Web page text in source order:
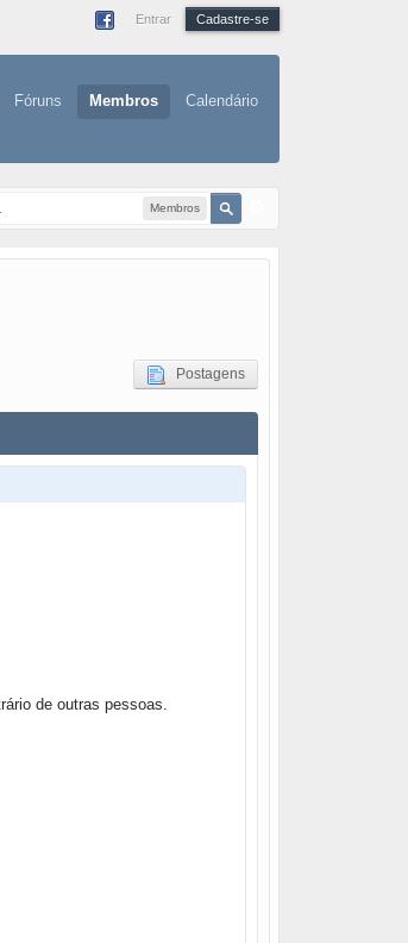
Entrar Cadastre-se
Fóruns Membros Calendário
Membros
Postagens
de outras pessoas.